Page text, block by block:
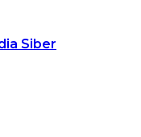
Siber